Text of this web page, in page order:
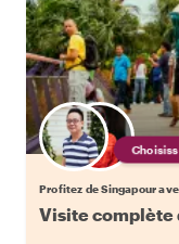
Profitez de Singapour
Visite complète